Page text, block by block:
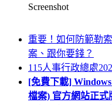
Screenshot
重要！如何防範勒
案、跟你要錢？
115人事行政總處
[免費下載]
檔案) 官方網站正式